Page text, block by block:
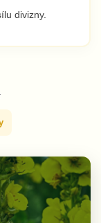
divizny.